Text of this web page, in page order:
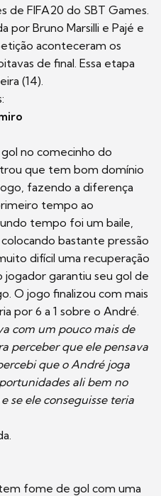
de FIFA20 do SBT Games.
por Bruno Marsilli e Pajé e
aconteceram os
de final. Essa etapa
(14).
no comecinho do
que tem bom domínio
fazendo a diferença
tempo ao
tempo foi um baile,
bastante pressão
difícil uma recuperação
jogador garantiu seu gol de
O jogo finalizou com mais
por 6 a 1 sobre o André.
com um pouco mais de
perceber que ele pensava
que o André joga
ali bem no
se ele conseguisse teria
fome de gol com uma